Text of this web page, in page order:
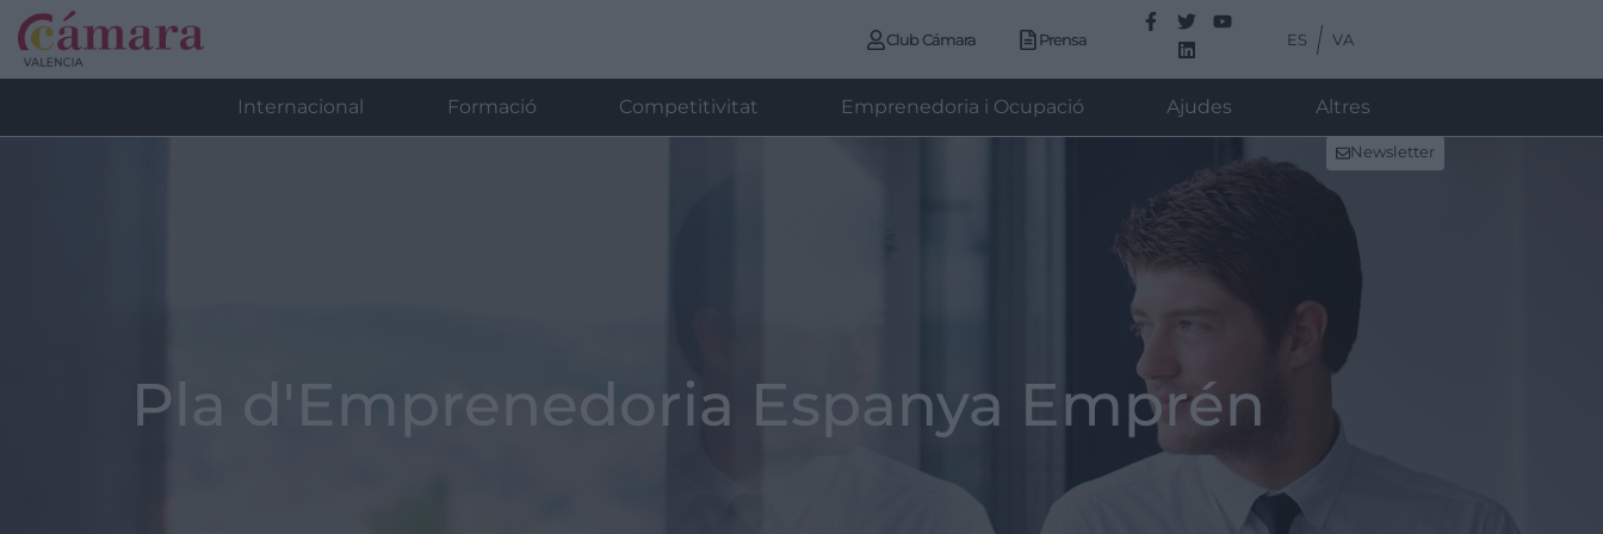
Club Cámara Prensa ES VA
Internacional Formació Competitivitat Emprenedoria i Ocupació Ajudes Altres
Newsletter
Pla d'Emprenedoria Espanya Emprén